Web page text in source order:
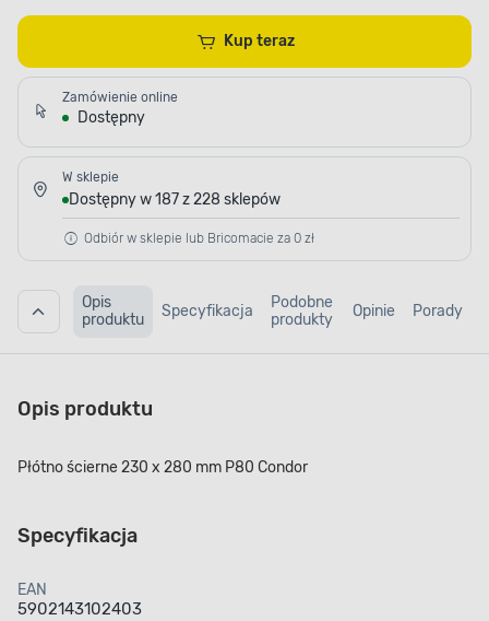
Kup teraz
Zamówienie online
Dostępny
W sklepie
Dostępny w 187 z 228 sklepów
Odbiór w sklepie lub Bricomacie za 0 zł
Opis
produktu
Specyfikacja
Podobne
produkty
Opinie Porady
Opis produktu
Płótno ścierne 230 x 280 mm P80 Condor
Specyfikacja
EAN
5902143102403